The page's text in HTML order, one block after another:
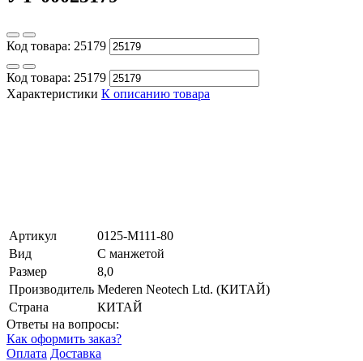
Код товара: 25179
Код товара: 25179
Характеристики К описанию товара
Артикул
0125-M111-80
Вид
С манжетой
Размер
8,0
Производитель Mederen Neotech Ltd. (КИТАЙ)
Страна
КИТАЙ
Ответы на вопросы:
Как оформить заказ?
Оплата Доставка